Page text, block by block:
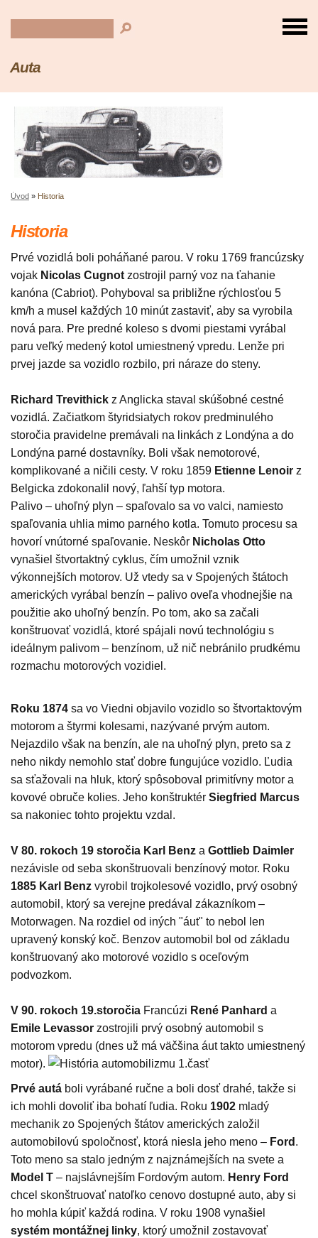
Auta
Úvod » Historia
Historia
Prvé vozidlá boli poháňané parou. V roku 1769 francúzsky
vojak Nicolas Cugnotzostrojil parný voz na ťahanie
kanóna (Cabriot). Pohyboval sa približne rýchlosťou 5
km/h a musel každých 10 minút zastaviť, aby sa vyrobila
nová para. Pre predné koleso s dvomi piestami vyrábal
paru veľký medený kotol umiestnený vpredu. Lenže pri
prvej jazde sa vozidlo rozbilo, pri náraze do steny.
Richard Trevithick z Anglicka staval skúšobné cestné
vozidlá. Začiatkom štyridsiatych rokov predminulého
storočia pravidelne premávali na linkách z Londýna a do
Londýna parné dostavníky. Boli však nemotorové,
komplikované a ničili cesty. V roku 1859 Etienne Lenoir z
Belgicka zdokonalil nový, ľahší typ motora.
Palivo – uhoľný plyn – spaľovalo sa vo valci, namiesto
spaľovania uhlia mimo parného kotla. Tomuto procesu sa
hovorí vnútorné spaľovanie. Neskôr Nicholas Otto
vynašiel štvortaktný cyklus, čím umožnil vznik
výkonnejších motorov. Už vtedy sa v Spojených štátoch
amerických vyrábal benzín – palivo oveľa vhodnejšie na
použitie ako uhoľný benzín. Po tom, ako sa začali
konštruovať vozidlá, ktoré spájali novú technológiu s
ideálnym palivom – benzínom, už nič nebránilo prudkému
rozmachu motorových vozidiel.
Roku 1874 sa vo Viedni objavilo vozidlo so štvortaktovým
motorom a štyrmi kolesami, nazývané prvým autom.
Nejazdilo však na benzín, ale na uhoľný plyn, preto sa z
neho nikdy nemohlo stať dobre fungujúce vozidlo. Ľudia
sa sťažovali na hluk, ktorý spôsoboval primitívny motor a
kovové obruče kolies. Jeho konštruktér Siegfried Marcus
sa nakoniec tohto projektu vzdal.
V 80. rokoch 19 storočia Karl Benz a Gottlieb Daimler
nezávisle od seba skonštruovali benzínový motor. Roku
1885 Karl Benz vyrobil trojkolesové vozidlo, prvý osobný
automobil, ktorý sa verejne predával zákazníkom –
Motorwagen. Na rozdiel od iných "áut" to nebol len
upravený konský koč. Benzov automobil bol od základu
konštruovaný ako motorové vozidlo s oceľovým
podvozkom.
V 90. rokoch 19.storočia Francúzi René Panhard a
Emile Levassor zostrojili prvý osobný automobil s
motorom vpredu (dnes už má väčšina áut takto umiestnený
motor).
Prvé autá boli vyrábané ručne a boli dosť drahé, takže si
ich mohli dovoliť iba bohatí ľudia. Roku 1902 mladý
mechanik zo Spojených štátov amerických založil
automobilovú spoločnosť, ktorá niesla jeho meno – Ford .
Toto meno sa stalo jedným z najznámejších na svete a
Model T – najslávnejším Fordovým autom. Henry Ford
chcel skonštruovať natoľko cenovo dostupné auto, aby si
ho mohla kúpiť každá rodina. V roku 1908 vynašiel
systém montážnej linky, ktorý umožnil zostavovať